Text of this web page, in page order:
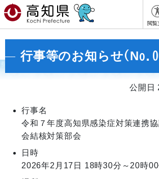
閲覧
行事等のお知らせ
公開日
行事名
令和７年度高知県感染症対策連携
会結核対策部会
日時
2026年2月17日
18時30分～20時00